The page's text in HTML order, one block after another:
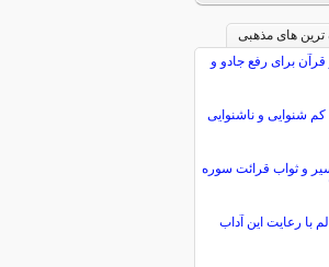
ترین های مذهبی
قرآن برای رفع جادو و
شنوایی و ناشنوایی
و ثواب قرائت سوره
با رعایت این آداب